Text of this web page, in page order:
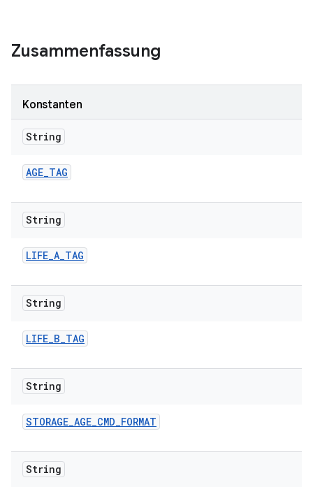
Zusammenfassung
Konstanten
String
AGE_TAG
String
LIFE_A_TAG
String
LIFE_B_TAG
String
STORAGE_AGE_CMD_FORMAT
String